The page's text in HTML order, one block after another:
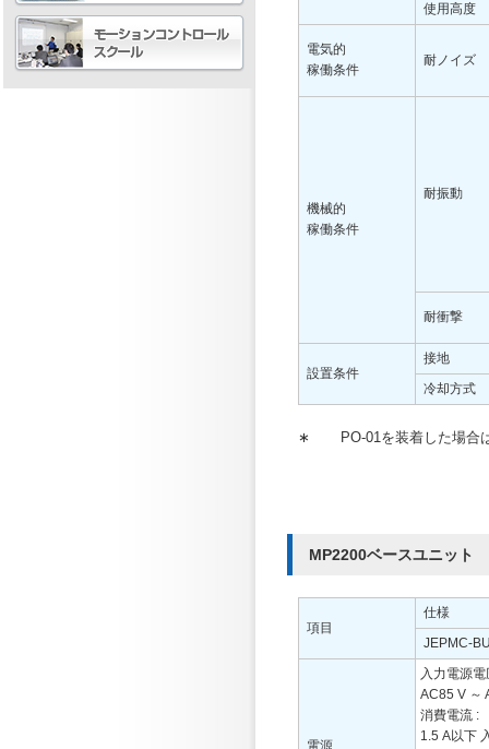
使用高度
電気的
稼働条件
耐ノイズ
機械的
稼働条件
耐振動
耐衝撃
設置条件
接地
冷却方式
∗ PO-01を装着した場
MP2200ベースユニット
項目
仕様
JEPMC-
入力電源電
AC85 V ～
消費電流 :
1.5 A以下